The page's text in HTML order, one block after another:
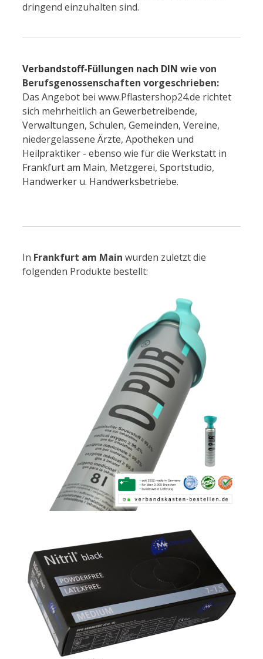
dringend einzuhalten sind.
Verbandstoff-Füllungen nach DIN wie von
Berufsgenossenschaften vorgeschrieben:
Das Angebot bei www.Pflastershop24.de richtet
sich mehrheitlich an Gewerbetreibende,
Verwaltungen, Schulen, Gemeinden, Vereine,
niedergelassene Ärzte, Apotheken und
Heilpraktiker - ebenso wie für die Werkstatt in
Frankfurt am Main, Metzgerei, Sportstudio,
Handwerker u. Handwerksbetriebe.
In Frankfurt am Main wurden zuletzt die
folgenden Produkte bestellt: